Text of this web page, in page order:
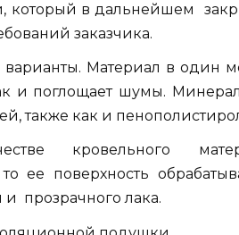
который в дальнейшем
заказчика.
Материал в один
и поглощает шумы.
также как и
кровельного
ее поверхность
прозрачного лака.